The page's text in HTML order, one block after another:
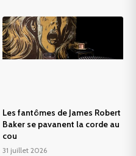
Les fantômes de James Robert
Baker se pavanent la corde au
cou
31 juillet 2026